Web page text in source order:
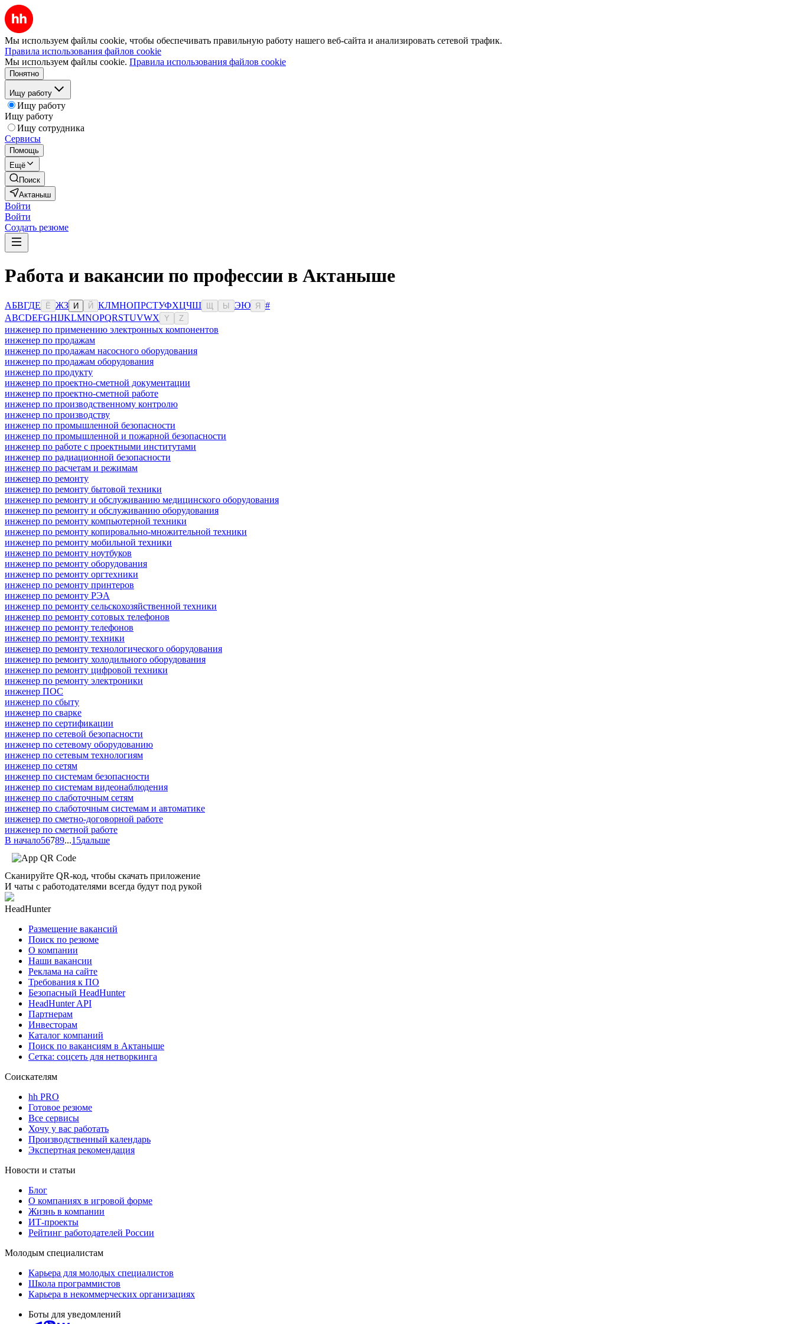
Мы используем файлы cookie, чтобы обеспечивать правильную работу нашего веб-сайта и анализировать сетевой трафик.
Правила использования файлов cookie
Мы используем файлы cookie. Правила использования файлов cookie
Понятно
Ищу работу
Ищу работу
Ищу работу
Ищу сотрудника
Сервисы
Помощь
Ещё
Поиск
Актаныш
Войти
Войти
Создать резюме
Работа и вакансии по профессии в Актаныше
АБВГДЕ Ё ЖЗ И Й КЛМНОПРСТУФХЦЧШ Ы ЭЮ Я
#
ABCDEFGHIJKLMNOPQRSTUVWX Y Z
инженер по применению электронных компонентов
инженер по продажам
инженер по продажам насосного оборудования
инженер по продажам оборудования
инженер по продукту
инженер по проектно-сметной документации
инженер по проектно-сметной работе
инженер по производственному контролю
инженер по производству
инженер по промышленной безопасности
инженер по промышленной и пожарной безопасности
инженер по работе с проектными институтами
инженер по радиационной безопасности
инженер по расчетам и режимам
инженер по ремонту
инженер по ремонту бытовой техники
инженер по ремонту и обслуживанию медицинского оборудования
инженер по ремонту и обслуживанию оборудования
инженер по ремонту компьютерной техники
инженер по ремонту копировально-множительной техники
инженер по ремонту мобильной техники
инженер по ремонту ноутбуков
инженер по ремонту оборудования
инженер по ремонту оргтехники
инженер по ремонту принтеров
инженер по ремонту РЭА
инженер по ремонту сельскохозяйственной техники
инженер по ремонту сотовых телефонов
инженер по ремонту телефонов
инженер по ремонту техники
инженер по ремонту технологического оборудования
инженер по ремонту холодильного оборудования
инженер по ремонту цифровой техники
инженер по ремонту электроники
инженер ПОС
инженер по сбыту
инженер по сварке
инженер по сертификации
инженер по сетевой безопасности
инженер по сетевому оборудованию
инженер по сетевым технологиям
инженер по сетям
инженер по системам безопасности
инженер по системам видеонаблюдения
инженер по слаботочным сетям
инженер по слаботочным системам и автоматике
инженер по сметно-договорной работе
инженер по сметной работе
В начало56789...15дальше
Сканируйте QR-код, чтобы скачать приложение
И чаты с работодателями всегда будут под рукой
HeadHunter
Размещение вакансий
Поиск по резюме
О компании
Наши вакансии
Реклама на сайте
Требования к ПО
Безопасный HeadHunter
HeadHunter API
Партнерам
Инвесторам
Каталог компаний
Поиск по вакансиям в Актаныше
Сетка: соцсеть для нетворкинга
Соискателям
hh PRO
Готовое резюме
Все сервисы
Хочу у вас работать
Производственный календарь
Экспертная рекомендация
Новости и статьи
Блог
О компаниях в игровой форме
Жизнь в компании
ИТ-проекты
Рейтинг работодателей России
Молодым специалистам
Карьера для молодых специалистов
Школа программистов
Карьера в некоммерческих организациях
Боты для уведомлений